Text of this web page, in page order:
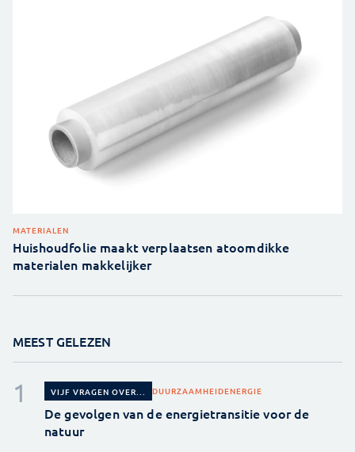
MATERIALEN
Huishoudfolie maakt verplaatsen atoomdikke
materialen makkelijker
MEEST GELEZEN
VIJF VRAGEN OVER... DUURZAAMHEIDENERGIE
De gevolgen van de energietransitie voor de
natuur